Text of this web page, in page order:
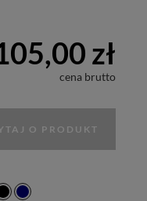
zł
cena brutto
O PRODUKT